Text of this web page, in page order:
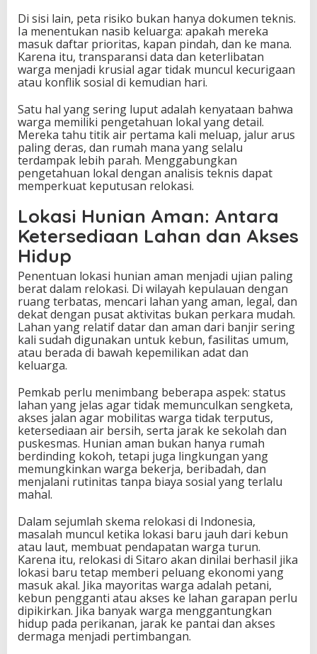
Di sisi lain, peta risiko bukan hanya dokumen teknis.
Ia menentukan nasib keluarga: apakah mereka
masuk daftar prioritas, kapan pindah, dan ke mana.
Karena itu, transparansi data dan keterlibatan
warga menjadi krusial agar tidak muncul kecurigaan
atau konflik sosial di kemudian hari.
Satu hal yang sering luput adalah kenyataan bahwa
warga memiliki pengetahuan lokal yang detail.
Mereka tahu titik air pertama kali meluap, jalur arus
paling deras, dan rumah mana yang selalu
terdampak lebih parah. Menggabungkan
pengetahuan lokal dengan analisis teknis dapat
memperkuat keputusan relokasi.
Lokasi Hunian Aman: Antara
Ketersediaan Lahan dan Akses
Hidup
Penentuan lokasi hunian aman menjadi ujian paling
berat dalam relokasi. Di wilayah kepulauan dengan
ruang terbatas, mencari lahan yang aman, legal, dan
dekat dengan pusat aktivitas bukan perkara mudah.
Lahan yang relatif datar dan aman dari banjir sering
kali sudah digunakan untuk kebun, fasilitas umum,
atau berada di bawah kepemilikan adat dan
keluarga.
Pemkab perlu menimbang beberapa aspek: status
lahan yang jelas agar tidak memunculkan sengketa,
akses jalan agar mobilitas warga tidak terputus,
ketersediaan air bersih, serta jarak ke sekolah dan
puskesmas. Hunian aman bukan hanya rumah
berdinding kokoh, tetapi juga lingkungan yang
memungkinkan warga bekerja, beribadah, dan
menjalani rutinitas tanpa biaya sosial yang terlalu
mahal.
Dalam sejumlah skema relokasi di Indonesia,
masalah muncul ketika lokasi baru jauh dari kebun
atau laut, membuat pendapatan warga turun.
Karena itu, relokasi di Sitaro akan dinilai berhasil jika
lokasi baru tetap memberi peluang ekonomi yang
masuk akal. Jika mayoritas warga adalah petani,
kebun pengganti atau akses ke lahan garapan perlu
dipikirkan. Jika banyak warga menggantungkan
hidup pada perikanan, jarak ke pantai dan akses
dermaga menjadi pertimbangan.